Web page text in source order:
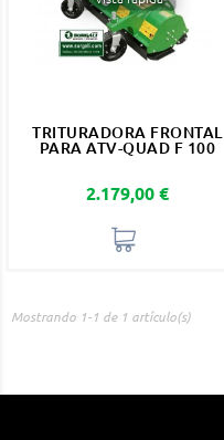
TRITURADORA FRONTAL
PARA ATV-QUAD F 100
Precio
2.179,00 €
Mostrando 1-1 de 1 artículo(s)